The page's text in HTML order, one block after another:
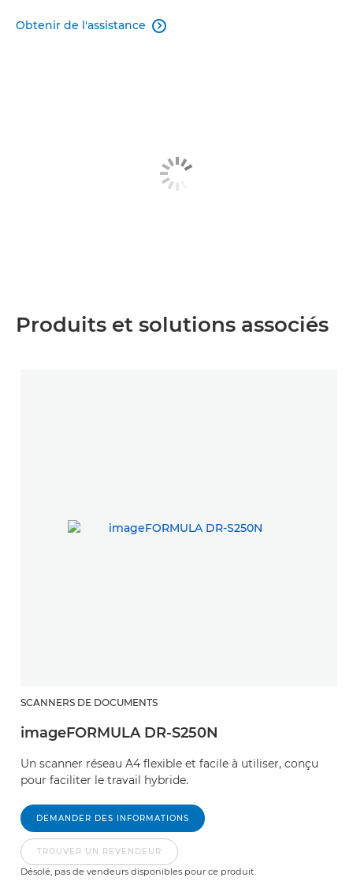
Obtenir de l'assistance 
Produits et solutions associés
SCANNERS DE DOCUMENTS
imageFORMULA DR-S250N
Un scanner réseau A4 flexible et facile à utiliser, conçu
pour faciliter le travail hybride.
DEMANDER DES INFORMATIONS
TROUVER UN REVENDEUR
Désolé, pas de vendeurs disponibles pour ce produit.